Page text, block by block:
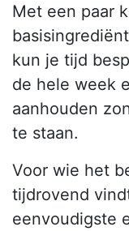
Met een paar
kun je tijd
de hele week
aanhouden
te staan.
Voor wie het
tijdrovend
eenvoudigste